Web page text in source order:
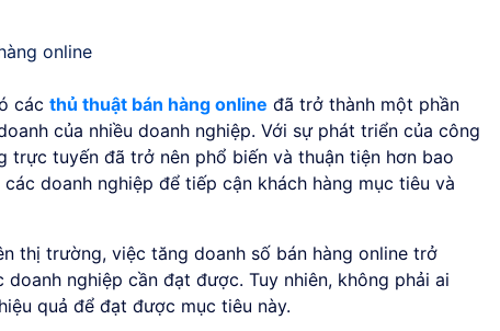
online
các thủ thuật bán hàng online đã trở thành một phần
của nhiều doanh nghiệp. Với sự phát triển của công
trực tuyến đã trở nên phổ biến và thuận tiện hơn bao
doanh nghiệp để tiếp cận khách hàng mục tiêu và
thị trường, việc tăng doanh số bán hàng online trở
nghiệp cần đạt được. Tuy nhiên, không phải ai
quả để đạt được mục tiêu này.